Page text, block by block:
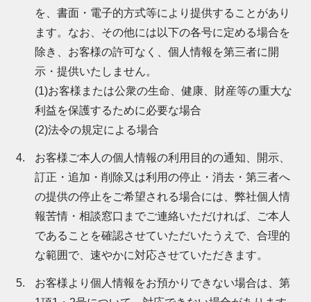
を、書面・電子的方式等により提供することがあり
ます。なお、その他には以下の各号に定める場合を
除き、お客様の許可なく、個人情報を第三者に開
示・提供いたしません。
(1)お客様または公衆の生命、健康、財産等の重大な
利益を保護するために必要な場合
(2)法令の規定による場合
お客様ご本人の個人情報の利用目的の通知、開示、
訂正・追加・削除又は利用の停止・消去・第三者へ
の提供の停止をご希望される場合には、弊社個人情
報苦情・相談窓口までご連絡いただければ、ご本人
であることを確認させていただいたうえで、合理的
な範囲で、速やかに対応させていただきます。
お客様より個人情報をお預かりできない場合は、第